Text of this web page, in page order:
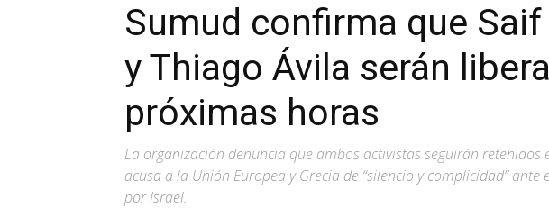
Sumud confirma que
y Thiago Ávila serán
próximas horas
La organización denuncia que ambos activistas seguirán retenidos
acusa a la Unión Europea y Grecia de “silencio y complicidad”
por Israel.